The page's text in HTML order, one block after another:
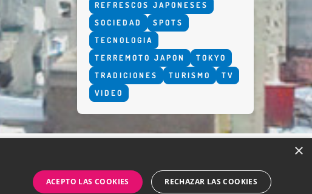
REFRESCOS JAPONESES
SOCIEDAD
SPOTS
TECNOLOGIA
TERREMOTO JAPON
TOKYO
TRADICIONES
TURISMO
TV
VIDEO
×
ACEPTO LAS COOKIES RECHAZAR LAS COOKIES